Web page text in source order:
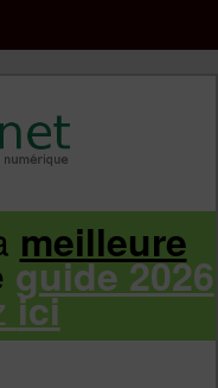
Kindle, Kobo,
meilleure
guide 2026
ici